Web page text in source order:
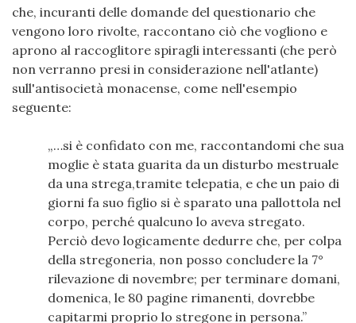
che, incuranti delle domande del questionario che
vengono loro rivolte, raccontano ciò che vogliono e
aprono al raccoglitore spiragli interessanti (che però
non verranno presi in considerazione nell'atlante)
sull'antisocietà monacense, come nell'esempio
seguente:
…si è confidato con me, raccontandomi che sua
moglie è stata guarita da un disturbo mestruale
da una strega,tramite telepatia, e che un paio di
giorni fa suo figlio si è sparato una pallottola nel
corpo, perché qualcuno lo aveva stregato.
Perciò devo logicamente dedurre che, per colpa
della stregoneria, non posso concludere la 7°
rilevazione di novembre; per terminare domani,
domenica, le 80 pagine rimanenti, dovrebbe
capitarmi proprio lo stregone in persona.